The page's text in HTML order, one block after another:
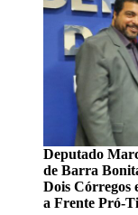
Deputado
de Barra
Dois Córregos
a Frente Pró-